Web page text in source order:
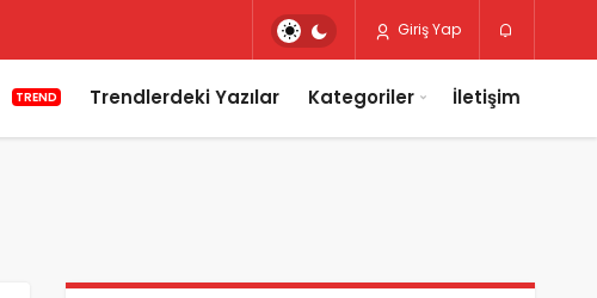
Giriş Yap
TREND Trendlerdeki Yazılar Kategoriler İletişim